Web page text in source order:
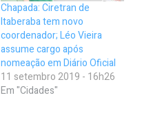
Chapada: Ciretran de
Itaberaba tem novo
coordenador; Léo Vieira
assume cargo após
nomeação em Diário Oficial
11 setembro 2019 - 16h26
Em "Cidades"